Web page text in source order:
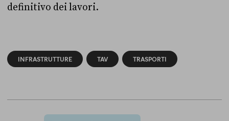
definitivo dei lavori.
INFRASTRUTTURE TAV TRASPORTI